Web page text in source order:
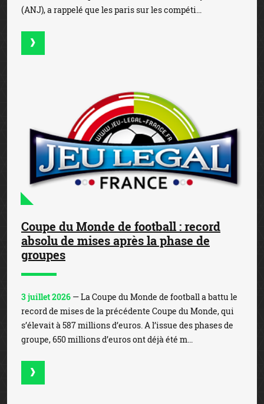
(ANJ), a rappelé que les paris sur les compéti...
Coupe du Monde de football : record
absolu de mises après la phase de
groupes
3 juillet 2026 — La Coupe du Monde de football a battu le
record de mises de la précédente Coupe du Monde, qui
s’élevait à 587 millions d’euros. A l’issue des phases de
groupe, 650 millions d’euros ont déjà été m...